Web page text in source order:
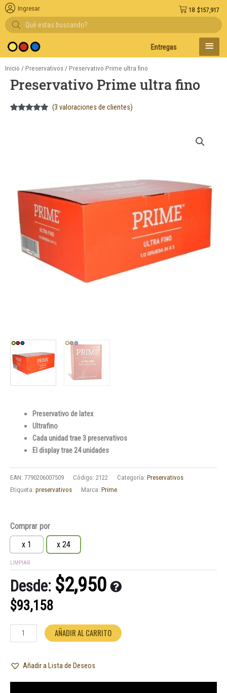
Búsqueda
de
productos
Entregas en el día en AMBA
$157,917
18
Ingresar
MENÚ
Inicio / Preservativos / Preservativo Prime ultra fino
Preservativo Prime ultra fino
(3 valoraciones de clientes)
Preservativo de latex
Ultrafino
Cada unidad trae 3 preservativos
El display trae 24 unidades
EAN: 7790206007509 Código: 2122 Categoría: Preservativos
Etiqueta: preservativos Marca: Prime
Comprar por
x 1
x 24
LIMPIAR
Desde: $2,950
$93,158
Prime
ultra
fino
cantidad
AÑADIR AL CARRITO
Añadir a Lista de Deseos